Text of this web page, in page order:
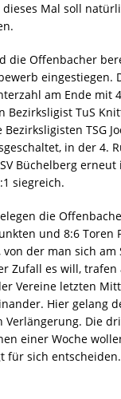
Mal soll
die Offenbacher
eingestiegen.
am Ende mit
Bezirksligist TuS
TSG
in der 4.
Büchelberg erneut
siegreich.
die
und 8:6 Toren
von der man sich am
Zufall es will, trafen
Vereine letzten
Hier gelang
Verlängerung. Die
einer Woche
für sich entscheiden.